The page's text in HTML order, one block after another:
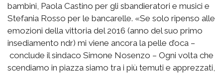
bambini, Paola Castino per gli sbandieratori e musici e
Stefania Rosso per le bancarelle. «Se solo ripenso alle
emozioni della vittoria del 2016 (anno del suo primo
insediamento ndr) mi viene ancora la pelle d’oca –
conclude il sindaco Simone Nosenzo – Ogni volta che
scendiamo in piazza siamo tra i più temuti e apprezzati,